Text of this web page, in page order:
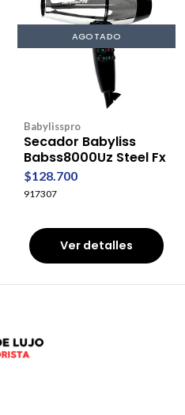
AGOTADO
Babylisspro
Secador Babyliss
Babss8000Uz Steel Fx
$128.700
917307
Ver detalles